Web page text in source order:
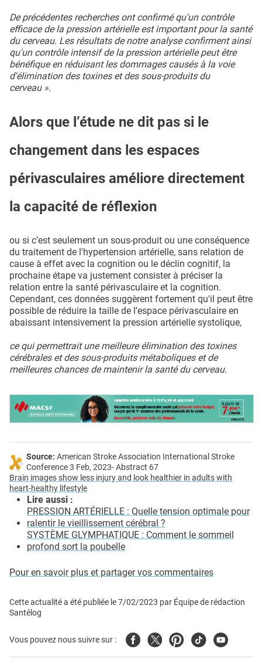
De précédentes recherches ont confirmé qu'un contrôle
efficace de la pression artérielle est important pour la santé
du cerveau. Les résultats de notre analyse confirment ainsi
qu'un contrôle intensif de la pression artérielle peut être
bénéfique en réduisant les dommages causés à la voie
d'élimination des toxines et des sous-produits du
cerveau ».
Alors que l’étude ne dit pas si le
changement dans les espaces
périvasculaires améliore directement
la capacité de réflexion
ou si c’est seulement un sous-produit ou une conséquence
du traitement de l'hypertension artérielle, sans relation de
cause à effet avec la cognition ou le déclin cognitif, la
prochaine étape va justement consister à préciser la
relation entre la santé périvasculaire et la cognition.
Cependant, ces données suggèrent fortement qu'il peut être
possible de réduire la taille de l'espace périvasculaire en
abaissant intensivement la pression artérielle systolique,
ce qui permettrait une meilleure élimination des toxines
cérébrales et des sous-produits métaboliques et de
meilleures chances de maintenir la santé du cerveau.
Source: American Stroke Association International Stroke
Conference 3 Feb, 2023- Abstract 67
Brain images show less injury and look healthier in adults with
heart-healthy lifestyle
Lire aussi :
PRESSION ARTÉRIELLE : Quelle tension optimale pour
ralentir le vieillissement cérébral ?
SYSTÈME GLYMPHATIQUE : Comment le sommeil
profond sort la poubelle
Pour en savoir plus et partager vos commentaires
Cette actualité a été publiée le7/02/2023 par Équipe de rédaction
Santélog
Vous pouvez nous suivre sur : FacebookTwitterPinterest
TiktokYoutube